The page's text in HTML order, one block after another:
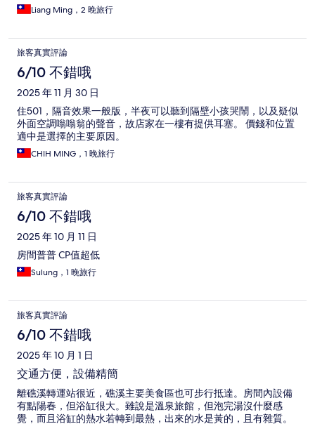
Liang Ming，2 晚旅行
旅客真實評論
6/10 不錯哦
2025 年 11 月 30 日
住501，隔音效果一般版，半夜可以聽到隔壁小孩哭鬧，以及疑似
外面空調嗡嗡翁的聲音，故店家在一樓有提供耳塞。 價錢和位置
適中是選擇的主要原因。
CHIH MING，1 晚旅行
旅客真實評論
6/10 不錯哦
2025 年 10 月 11 日
房間普普 CP值超低
Sulung，1 晚旅行
旅客真實評論
6/10 不錯哦
2025 年 10 月 1 日
交通方便，設備精簡
離礁溪轉運站很近，礁溪主要美食區也可步行抵達。房間內設備
有點陽春，但浴缸很大。雖說是溫泉旅館，但泡完湯沒什麼感
覺，而且浴缸的熱水若轉到最熱，出來的水是黃的，且有雜質。